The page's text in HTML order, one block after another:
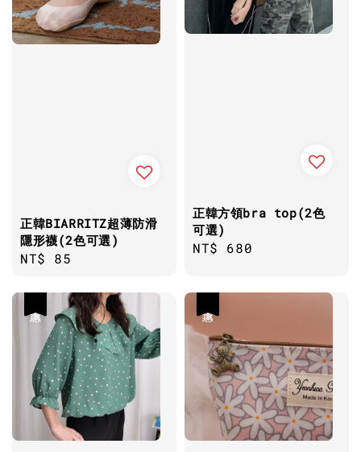
正韓BIARRITZ超薄防滑
隱形襪(2色可選)
Regular
NT$ 85
正韓方領bra top(2色
可選)
Regular
NT$ 680